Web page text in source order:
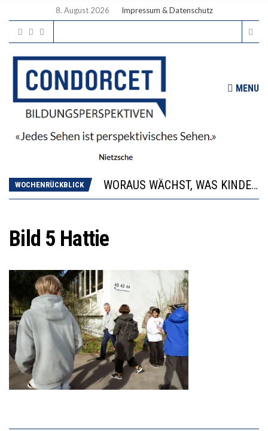
8. August 2026 Impressum & Datenschutz
MENU
WOCHENRÜCKBLICK
WORAUS WÄCHST, WAS KINDER TRÄGT
“WIR BEOBACHTEN EINEN REGELRECHTEN STURZFLUG BEI DEN LERNLEISTUNGEN”
Bild 5 Hattie